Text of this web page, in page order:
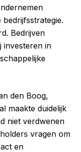
Bedrijven
investeren in
den Boog,
maakte duidelijk
niet verdwenen
vragen om
en